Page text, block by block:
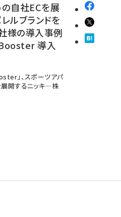
の自社ECを展
ルブランドを
様の導入事例
Booster 導入
」、スポーツアパ
展開するニッキ―株